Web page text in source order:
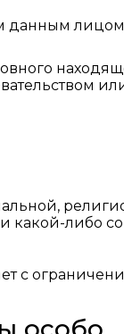
данным
какой-либо
с